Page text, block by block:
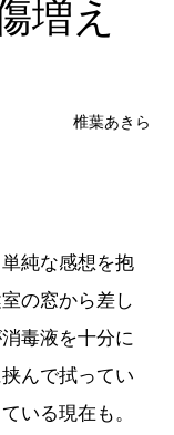
増え
椎葉あきら
純な感想を抱
の窓から差し
毒液を十分に
んで拭ってい
いる現在も。